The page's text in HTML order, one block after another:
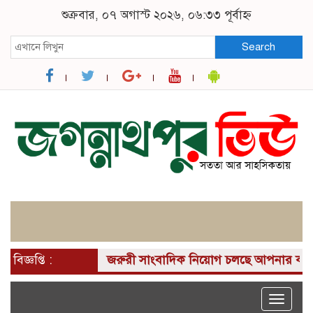
শুক্রবার, ০৭ অগাস্ট ২০২৬, ০৬:৩৩ পূর্বাহ্ন
Search
বিজ্ঞপ্তি : জরুরী সাংবাদিক নিয়োগ চলছে আপনার কাছে
Toggle